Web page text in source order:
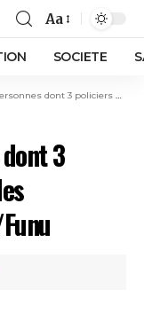
Aa
SOCIETE
blessées dans des échauffourées à Kadutu/Funu
3